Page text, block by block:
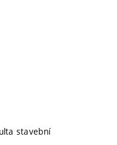
stavební